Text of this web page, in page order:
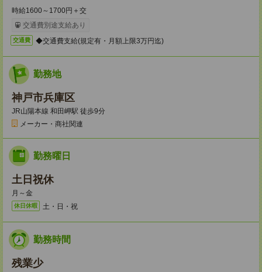
時給1600～1700円＋交
交通費別途支給あり
交通費 ◆交通費支給(規定有・月額上限3万円迄)
勤務地
神戸市兵庫区
JR山陽本線 和田岬駅 徒歩9分
メーカー・商社関連
勤務曜日
土日祝休
月～金
休日休暇 土・日・祝
勤務時間
残業少